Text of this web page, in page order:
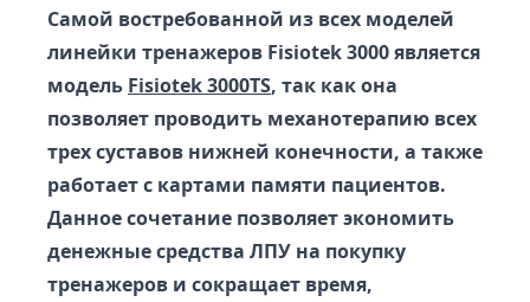
Самой востребованной из всех моделей
линейки тренажеров Fisiotek 3000 является
модель Fisiotek 3000TS, так как она
позволяет проводить механотерапию всех
трех суставов нижней конечности, а также
работает с картами памяти пациентов.
Данное сочетание позволяет экономить
денежные средства ЛПУ на покупку
тренажеров и сокращает время,